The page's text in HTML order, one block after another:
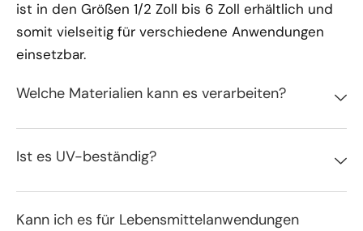
ist in den Größen 1/2 Zoll bis 6 Zoll erhältlich und
somit vielseitig für verschiedene Anwendungen
einsetzbar.
Welche Materialien kann es verarbeiten?
Ist es UV-beständig?
Kann ich es für Lebensmittelanwendungen